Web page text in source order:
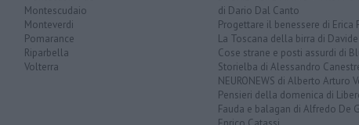
Montescudaio
Monteverdi
Pomarance
Riparbella
Volterra
di Dario Dal Canto
Progettare il benessere di Erica
La Toscana della birra di
Cose strane e posti assurdi di
Storielba di Alessandro
NEURONEWS di Alberto Arturo
Pensieri della domenica di
Fauda e balagan di Alfredo De